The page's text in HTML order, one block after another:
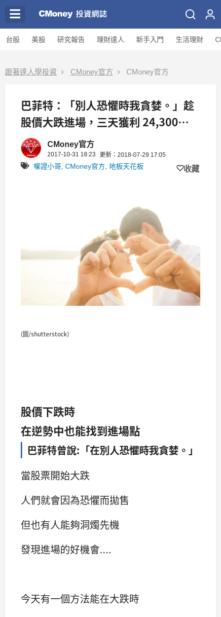
台股 美股 研究報告 理財達人 新手入門 生活理財
跟著達人學投資 CMoney官方 CMoney官方
巴菲特：「別人恐懼時我貪婪。」趁
股價大跌進場，三天獲利 24,300
元！(附對帳單)
CMoney官方
2017-10-31 18:23 更新：2018-07-29 17:05
權證小哥 CMoney官方 地板天花板 收藏
(圖/shutterstock)
股價下跌時
在逆勢中也能找到進場點
巴菲特曾說:「在別人恐懼時我貪婪。」
當股票開始大跌
人們就會因為恐懼而拋售
但也有人能夠洞燭先機
發現進場的好機會....
今天有一個方法能在大跌時